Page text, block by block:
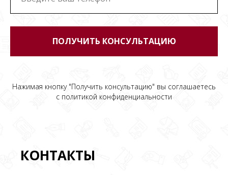
ПОЛУЧИТЬ КОНСУЛЬТАЦИЮ
Нажимая кнопку "Получить консультацию" вы соглашаетесь
с политикой конфиденциальности
КОНТАКТЫ